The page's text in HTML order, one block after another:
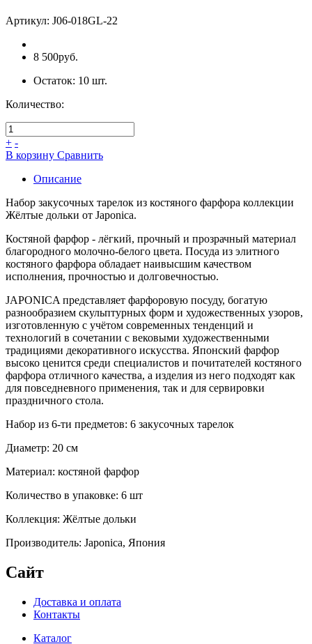
Артикул: J06-018GL-22
8 500руб.
Остаток: 10 шт.
Количество:
+ -
В коpзину Сpавнить
Описание
Набор закусочных тарелок из костяного фарфора коллекции
Жёлтые дольки от Japonica.
Костяной фарфор - лёгкий, прочный и прозрачный материал
благородного молочно-белого цвета. Посуда из элитного
костяного фарфора обладает наивысшим качеством
исполнения, прочностью и долговечностью.
JAPONICA представляет фарфоровую посуду, богатую
разнообразием скульптурных форм и художественных узоров,
изготовленную с учётом современных тенденций и
технологий в сочетании с вековыми художественными
традициями декоративного искусства. Японский фарфор
высоко ценится среди специалистов и почитателей костяного
фарфора отличного качества, а изделия из него подходят как
для повседневного применения, так и для сервировки
праздничного стола.
Набор из 6-ти предметов: 6 закусочных тарелок
Диаметр: 20 см
Материал: костяной фарфор
Количество в упаковке: 6 шт
Коллекция: Жёлтые дольки
Производитель: Japonica, Япония
Сайт
Доставка и оплата
Контакты
Каталог